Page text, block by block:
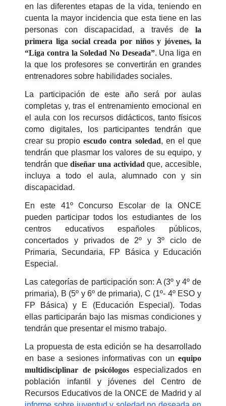
en las diferentes etapas de la vida, teniendo en
cuenta la mayor incidencia que esta tiene en las
personas con discapacidad, a través de la
primera liga social creada por niños y jóvenes, la
“Liga contra la Soledad No Deseada”. Una liga en
la que los profesores se convertirán en grandes
entrenadores sobre habilidades sociales.
La participación de este año será por aulas
completas y, tras el entrenamiento emocional en
el aula con los recursos didácticos, tanto físicos
como digitales, los participantes tendrán que
crear su propioescudo contra soledad, en el que
tendrán que plasmar los valores de su equipo, y
tendrán quediseñar una actividad que, accesible,
incluya a todo el aula, alumnado con y sin
discapacidad.
En este 41º Concurso Escolar de la ONCE
pueden participar todos los estudiantes de los
centros educativos españoles públicos,
concertados y privados de 2º y 3º ciclo de
Primaria, Secundaria, FP Básica y Educación
Especial.
Las categorías de participación son: A (3º y 4º de
primaria), B (5º y 6º de primaria), C (1º- 4º ESO y
FP Básica) y E (Educación Especial). Todas
ellas participarán bajo las mismas condiciones y
tendrán que presentar el mismo trabajo.
La propuesta de esta edición se ha desarrollado
en base a sesiones informativas con un equipo
multidisciplinar de psicólogos especializados en
población infantil y jóvenes del Centro de
Recursos Educativos de la ONCE de Madrid y al